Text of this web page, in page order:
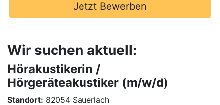
Jetzt Bewerben
Wir suchen aktuell:
Hörakustikerin /
Hörgeräteakustiker (m/w/d)
Standort: 82054 Sauerlach